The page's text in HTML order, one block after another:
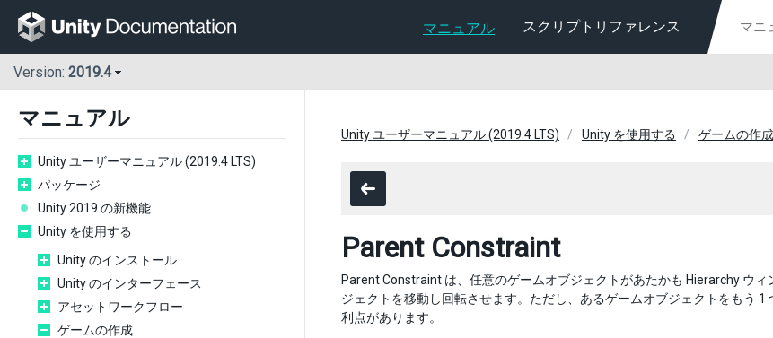
マニュアル スクリプトリファレンス
Version: 2019.4
マニュアル
Unity ユーザーマニュアル (2019.4 LTS)
パッケージ
Unity 2019 の新機能
Unity を使用する
Unity のインストール
Unity のインターフェース
アセットワークフロー
ゲームの作成
Unity ユーザーマニュアル (2019.4 LTS) Unity を使用する ゲームの作成
Parent Constraint
Parent Constraint は、任意のゲームオブジェクトがあたかも Hierarchy ウ
ジェクトを移動し回転させます。ただし、あるゲームオブジェクトをもう
利点があります。